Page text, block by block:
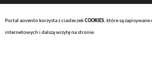
Portal aovento korzysta z ciasteczekCOOKIES, które są
internetowych i dalszą wizytę na stronie.